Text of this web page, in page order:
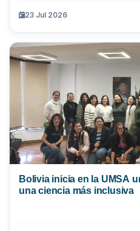
23 Jul 2026
Bolivia inicia en la UMSA
una ciencia más inclusiva